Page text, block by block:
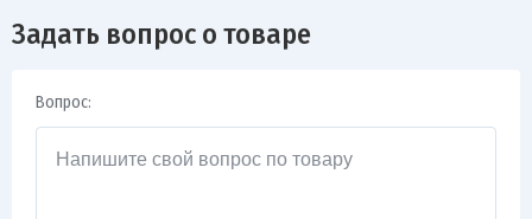
Задать вопрос о товаре
Вопрос: